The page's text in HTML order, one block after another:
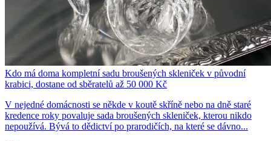
Kdo má doma kompletní sadu broušených skleniček v původní
krabici, dostane od sběratelů až 50 000 Kč
V nejedné domácnosti se někde v koutě skříně nebo na dně staré
kredence roky povaluje sada broušených skleniček, kterou nikdo
nepoužívá. Bývá to dědictví po prarodičích, na které se dávno...